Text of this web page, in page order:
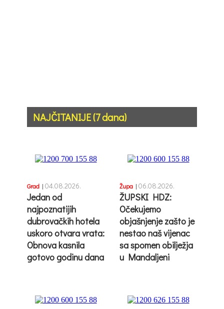
NAJČITANIJE (7 dana)
Grad | 04.08.2026.
Jedan od
najpoznatijih
dubrovačkih hotela
uskoro otvara vrata:
Obnova kasnila
gotovo godinu dana
Župa | 06.08.2026.
ŽUPSKI HDZ:
Očekujemo
objašnjenje zašto je
nestao naš vijenac
sa spomen obilježja
u Mandaljeni